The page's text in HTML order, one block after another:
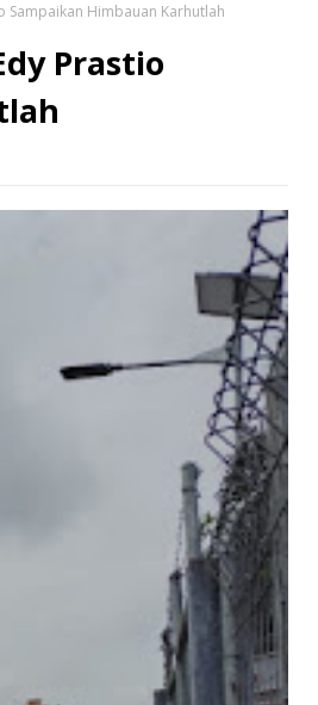
Sampaikan Himbauan Karhutlah
Prastio